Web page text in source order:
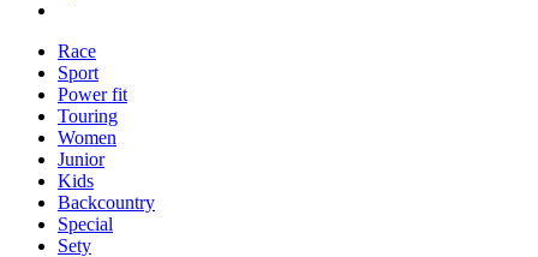
Race
Sport
Power fit
Touring
Women
Junior
Kids
Backcountry
Special
Sety